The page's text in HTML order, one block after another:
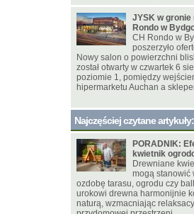
JYSK w gronie
Rondo w
CH Rondo w
poszerzyło
Nowy salon o powierzchni
został otwarty w czwartek 6
poziomie 1, pomiędzy
hipermarketu Auchan a
Najczęściej czytane artykuły:
PORADNIK:
kwietnik
Drewniane
mogą stanowić
ozdobę tarasu, ogrodu czy
urokowi drewna harmonijnie
naturą, wzmacniając